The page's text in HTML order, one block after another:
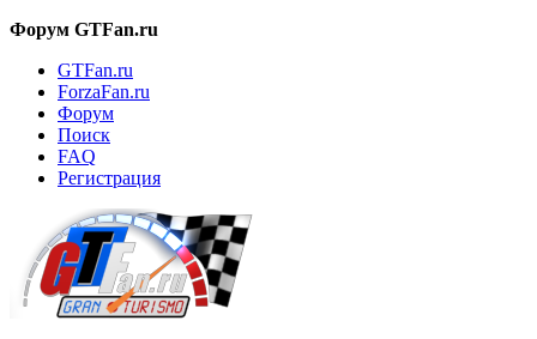
Форум GTFan.ru
GTFan.ru
ForzaFan.ru
Форум
Поиск
FAQ
Регистрация